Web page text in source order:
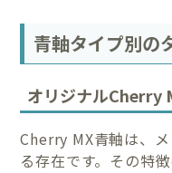
青軸タイプ別の
オリジナルCherry
Cherry MX青軸は、
る存在です。その特徴